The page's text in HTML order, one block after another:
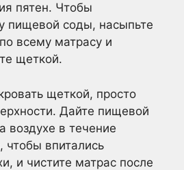
пятен. Чтобы
пищевой соды, насыпьте
всему матрасу и
щеткой.
щеткой, просто
Дайте пищевой
воздухе в течение
чтобы впитались
и чистите матрас после